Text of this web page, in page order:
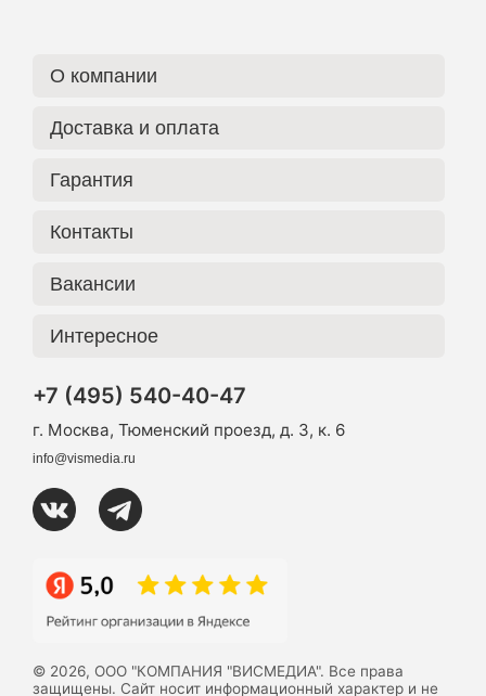
О компании
Доставка и оплата
Гарантия
Контакты
Вакансии
Интересное
+7 (495) 540-40-47
г. Москва, Тюменский проезд, д. 3, к. 6
info@vismedia.ru
© 2026, ООО "КОМПАНИЯ "ВИСМЕДИА". Все права
защищены. Сайт носит информационный характер и не